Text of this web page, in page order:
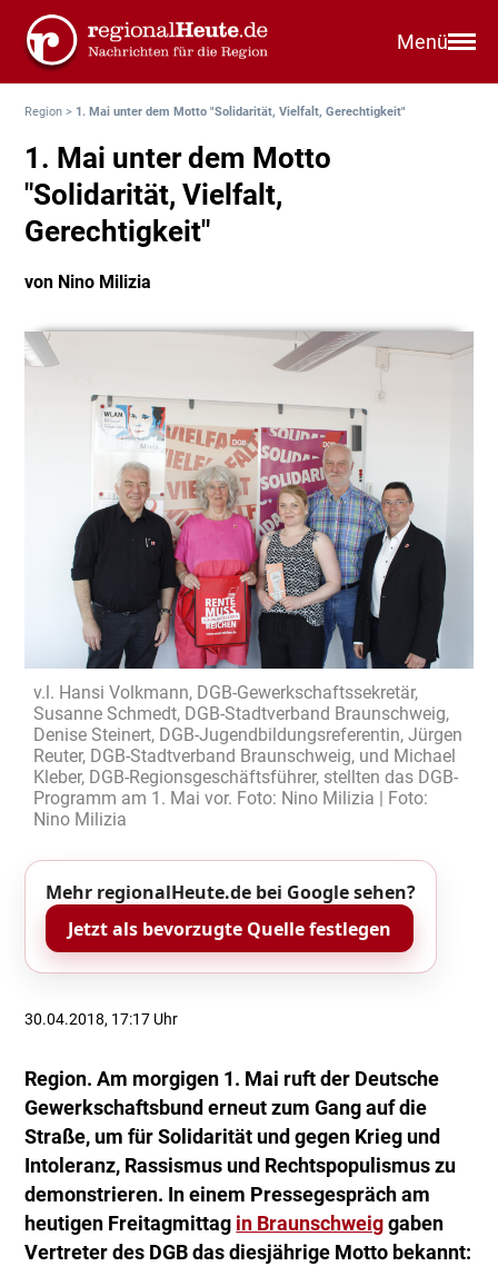
Menü
Region > 1. Mai unter dem Motto "Solidarität, Vielfalt, Gerechtigkeit"
1. Mai unter dem Motto
"Solidarität, Vielfalt,
Gerechtigkeit"
von Nino Milizia
v.l. Hansi Volkmann, DGB-Gewerkschaftssekretär,
Susanne Schmedt, DGB-Stadtverband Braunschweig,
Denise Steinert, DGB-Jugendbildungsreferentin, Jürgen
Reuter, DGB-Stadtverband Braunschweig, und Michael
Kleber, DGB-Regionsgeschäftsführer, stellten das DGB-
Programm am 1. Mai vor. Foto: Nino Milizia | Foto:
Nino Milizia
Mehr regionalHeute.de bei Google sehen?
Jetzt als bevorzugte Quelle festlegen
30.04.2018, 17:17 Uhr
Region. Am morgigen 1. Mai ruft der Deutsche
Gewerkschaftsbund erneut zum Gang auf die
Straße, um für Solidarität und gegen Krieg und
Intoleranz, Rassismus und Rechtspopulismus zu
demonstrieren. In einem Pressegespräch am
heutigen Freitagmittag in Braunschweig gaben
Vertreter des DGB das diesjährige Motto bekannt: